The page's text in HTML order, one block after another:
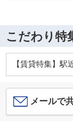
こだわり特
【賃貸特集】駅
メールで